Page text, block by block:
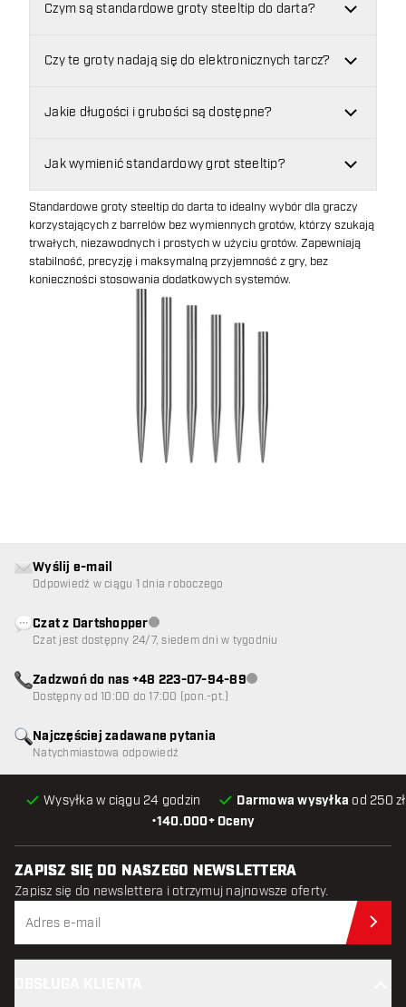
Czym są standardowe groty steeltip do darta?
Czy te groty nadają się do elektronicznych tarcz?
Jakie długości i grubości są dostępne?
Jak wymienić standardowy grot steeltip?
Standardowe groty steeltip do darta to idealny wybór dla graczy
korzystających z barrelów bez wymiennych grotów, którzy szukają
trwałych, niezawodnych i prostych w użyciu grotów. Zapewniają
stabilność, precyzję i maksymalną przyjemność z gry, bez
konieczności stosowania dodatkowych systemów.
•140.000+ Oceny
Wysyłka w ciągu 24 godzin Darmowa wysyłka od 250
Najczęściej zadawane pytania
Natychmiastowa odpowiedź
Wyślij e-mail
Odpowiedź w ciągu 1 dnia roboczego
Czat z DartshopperObsługa klienta niedostępna
Czat jest dostępny 24/7, siedem dni w tygodniu
Zadzwoń do nas +48 223-07-94-89Obsługa klienta niedostępna
Dostępny od 10:00 do 17:00 (pon.-pt.)
ZAPISZ SIĘ DO NASZEGO NEWSLETTERA
Zapisz się do newslettera i otrzymuj najnowsze oferty.